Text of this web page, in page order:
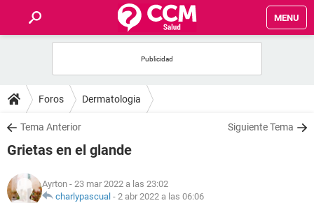
MENU
FOROS
SALUD
NUTRICIÓN
Foros Dermatologia
Tema Anterior Siguiente Tema
Grietas en el glande
Ayrton - 23 mar 2022 a las 23:02
charlypascual - 2 abr 2022 a las 06:06